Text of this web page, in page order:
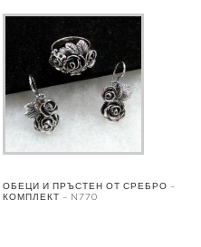
ОБЕЦИ И ПРЪСТЕН ОТ СРЕБРО –
КОМПЛЕКТ – N770